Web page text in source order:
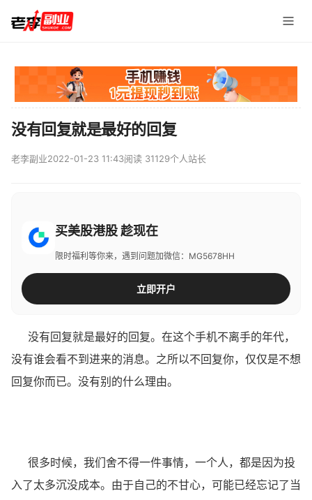
没有回复就是最好的回复
老李副业2022-01-23 11:43阅读 31129个人站长
买美股港股 趁现在
限时福利等你来，遇到问题加微信：MG5678HH
立即开户
没有回复就是最好的回复。在这个手机不离手的年代，
没有谁会看不到进来的消息。之所以不回复你，仅仅是不想
回复你而已。没有别的什么理由。
很多时候，我们舍不得一件事情，一个人，都是因为投
入了太多沉没成本。由于自己的不甘心，可能已经忘记了当